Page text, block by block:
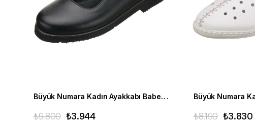
Büyük Numara Kadın Ayakkabı Babet MYG0403 siyah D
₺3.944
₺9.800 ₺3.830
₺8.190